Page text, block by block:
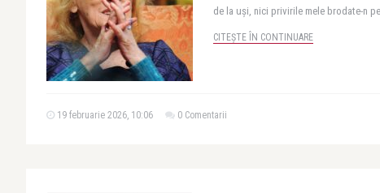
de la uși, nici privirile mele brodate-n
CITEȘTE ÎN CONTINUARE
19 februarie 2026, 10:06 0 Comentarii